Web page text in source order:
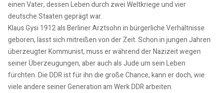
einen Vater, dessen Leben durch zwei Weltkriege und vier
deutsche Staaten geprägt war.
Klaus Gysi 1912 als Berliner Arztsohn in bürgerliche Verhältnisse
geboren, lässt sich mitreißen von der Zeit. Schon in jungen Jahren
überzeugter Kommunist, muss er während der Nazizeit wegen
seiner Überzeugungen, aber auch als Jude um sein Leben
fürchten. Die DDR ist für ihn die große Chance, kann er doch, wie
viele andere seiner Generation am Werk DDR arbeiten.